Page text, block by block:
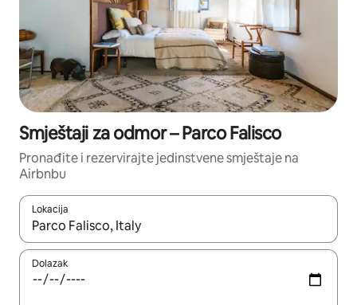
Smještaji za odmor – Parco Falisco
Pronađite i rezervirajte jedinstvene smještaje na
Airbnbu
Lokacija
Kada budu dostupni rezultati, moći ćete ih pregledati
Dolazak